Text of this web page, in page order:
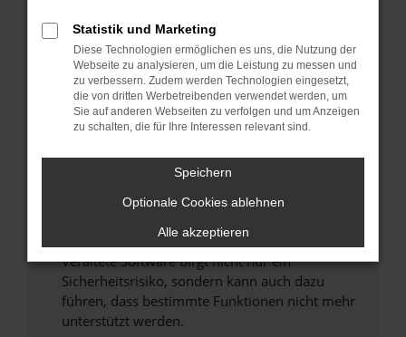
Manche Erweiterungen, wie Werbeblocker,
können das Laden bestimmter Seiten
verhindern. Funktioniert die Seite in einem
anderen Browser oder in einem privaten
Fenster?
Starte dein Gerät neu.
Das kann manchmal helfen, vorübergehende
Probleme zu beheben.
Stelle sicher, dass dein Browser und dein
Veraltete Software birgt nicht nur ein
Sicherheitsrisiko, sondern kann auch dazu
führen, dass bestimmte Funktionen nicht mehr
unterstützt werden.
Statistik und Marketing
Diese Technologien ermöglichen es uns, die Nutzung der
Webseite zu analysieren, um die Leistung zu messen und
zu verbessern. Zudem werden Technologien eingesetzt,
die von dritten Werbetreibenden verwendet werden, um
Sie auf anderen Webseiten zu verfolgen und um Anzeigen
zu schalten, die für Ihre Interessen relevant sind.
Speichern
Optionale Cookies ablehnen
Alle akzeptieren